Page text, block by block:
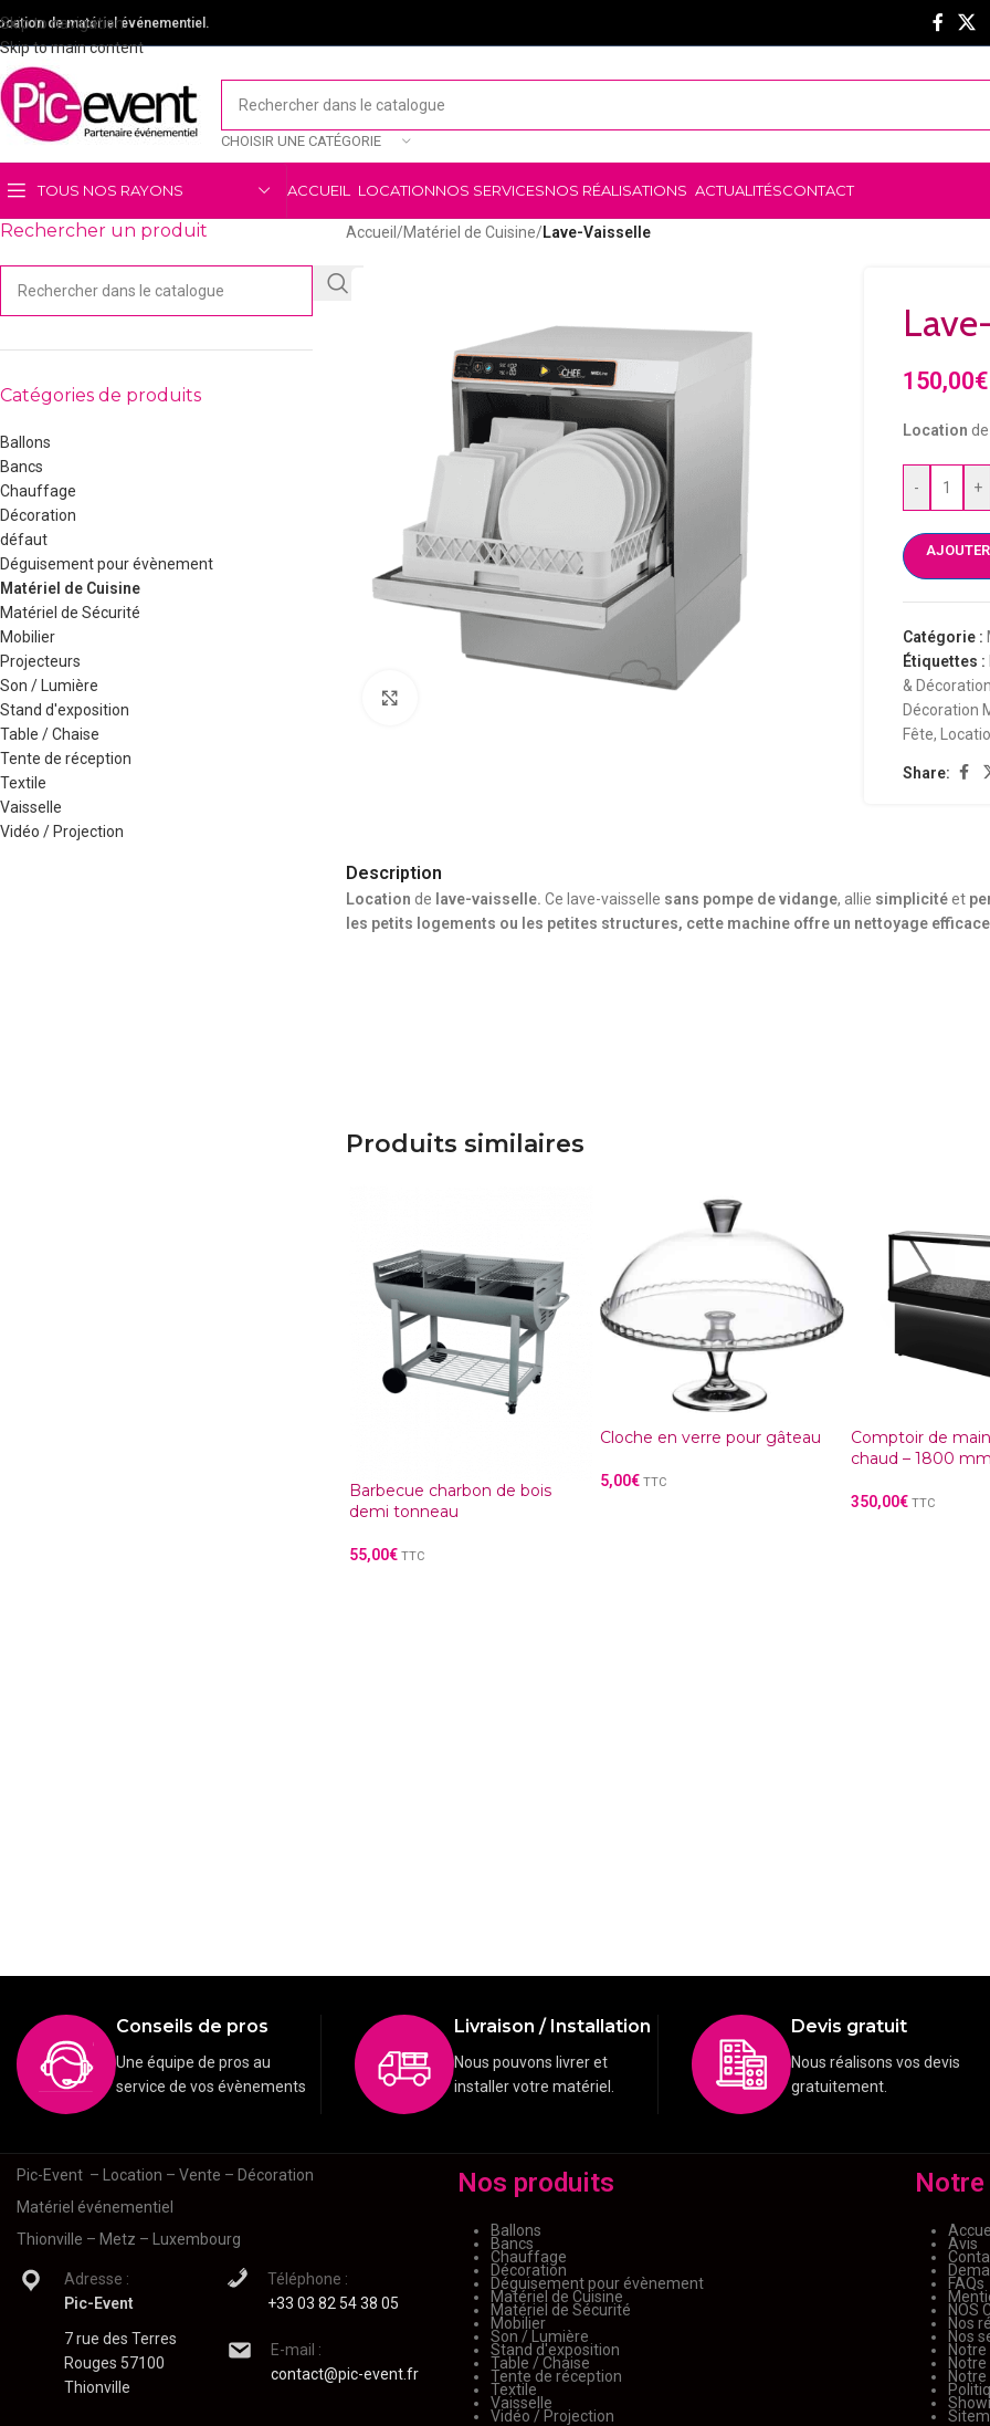
Skip to navigation
Skip to main content
de matériel événementiel.
CHOISIR UNE CATÉGORIE
TOUS NOS RAYONS ACCUEIL LOCATIONNOS SERVICESNOS RÉALISATIONS ACTUALITÉSCONTACT
Rechercher un produit
Catégories de produits
Ballons
Bancs
Chauffage
Décoration
défaut
Déguisement pour évènement
Matériel de Cuisine
Matériel de Sécurité
Mobilier
Projecteurs
Son / Lumière
Stand d'exposition
Table / Chaise
Tente de réception
Textile
Vaisselle
Vidéo / Projection
Accueil /Matériel de Cuisine/Lave-Vaisselle
150,00€
Location de
- +
Catégorie :
Étiquettes :
&
Décoration
Fête,
Share:
Description
Location de lave-vaisselle. Ce lave-vaisselle sans pompe de vidange, allie simplicitéet
les petits logements ou les petites structures, cette machine offre un nettoyage
Produits similaires
Barbecue charbon de bois
demi tonneau
55,00€ TTC
Cloche en verre pour gâteau
5,00€ TTC
Comptoir de
chaud – 1800 mm
350,00€ TTC
Conseils de pros
Une équipe de pros au
service de vos évènements
Livraison / Installation
Nous pouvons livrer et
installer votre matériel.
Devis gratuit
Nous réalisons vos devis
gratuitement.
Pic-Event – Location – Vente – Décoration
Matériel événementiel
Thionville – Metz – Luxembourg
Adresse :
Pic-Event
7 rue des Terres
Rouges 57100
Thionville
Téléphone :
+33 03 82 54 38 05
E-mail :
contact@pic-event.fr
Nos produits
Ballons
Bancs
Chauffage
Décoration
Déguisement pour évènement
Matériel de Cuisine
Matériel de Sécurité
Mobilier
Son / Lumière
Stand d'exposition
Table / Chaise
Tente de réception
Textile
Vaisselle
Vidéo / Projection
Avis
FAQs
NOS
Nos
Nos
Notre